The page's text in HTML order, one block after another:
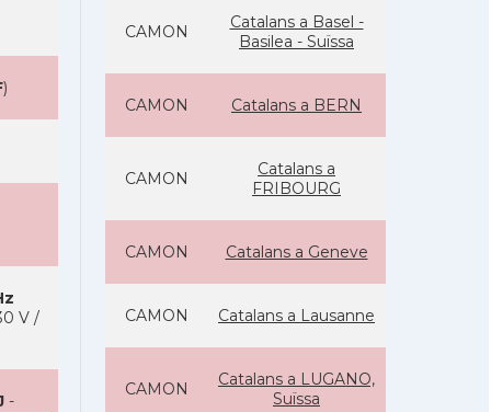
)
V /
-
CAMON
Catalans a Basel -
Basilea - Suïssa
CAMON Catalans a BERN
CAMON
Catalans a
FRIBOURG
CAMON Catalans a Geneve
CAMON Catalans a Lausanne
CAMON
Catalans a LUGANO,
Suïssa